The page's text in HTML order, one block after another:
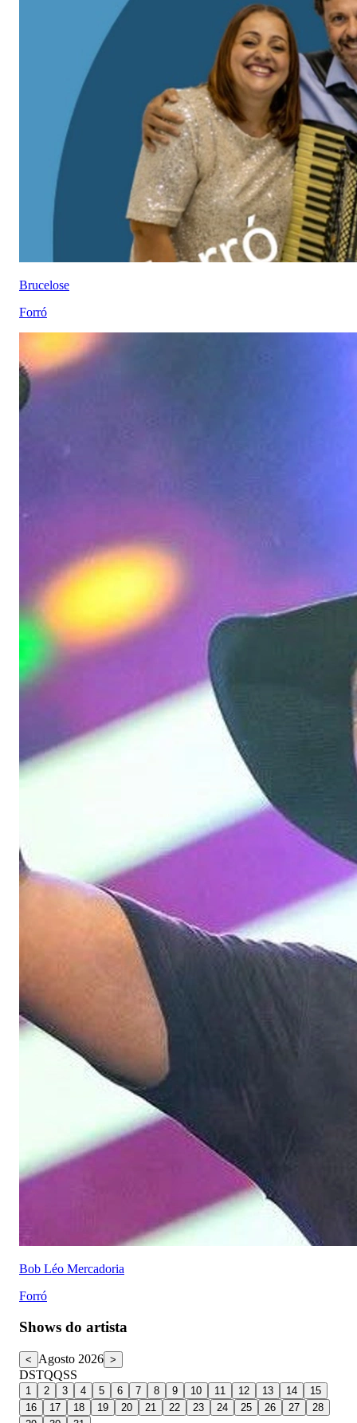
Brucelose
Forró
Bob Léo Mercadoria
Forró
Shows do artista
< Agosto 2026 >
DSTQQSS
1 2 3 4 5 6 7 8 9 10 11 12 13 14
15
16
17 18 19 20 21 22 23 24 25 26 27
28